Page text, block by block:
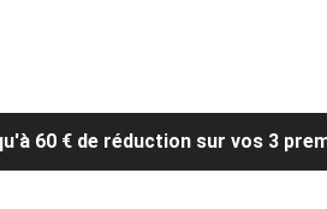
60 € de réduction sur vos 3